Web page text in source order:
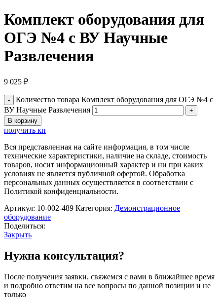
Комплект оборудования для
ОГЭ №4 с ВУ Научные
Развлечения
9 025 ₽
Количество товара Комплект оборудования для ОГЭ №4 с
ВУ Научные Развлечения
В корзину
получить кп
Вся представленная на сайте информация, в том числе
технические характеристики, наличие на складе, стоимость
товаров, носит информационный характер и ни при каких
условиях не является публичной офертой. Обработка
персональных данных осуществляется в соответствии с
Политикой конфиденциальности.
Артикул: 10-002-489 Категория: Демонстрационное
оборудование
Поделиться:
Закрыть
Нужна консультация?
После получения заявки, свяжемся с вами в ближайшее время
и подробно ответим на все вопросы по данной позиции и не
только